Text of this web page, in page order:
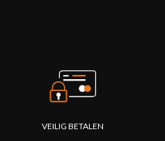
VEILIG BETALEN